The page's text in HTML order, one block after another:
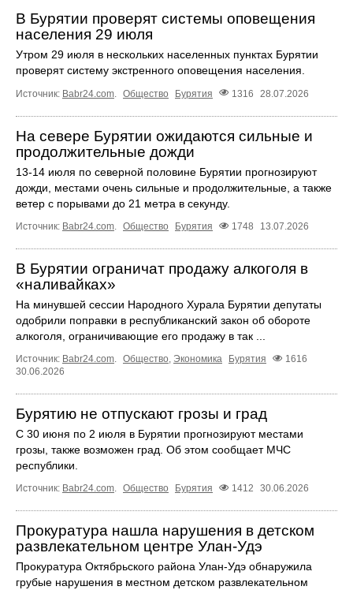
В Бурятии проверят системы оповещения
населения 29 июля
Утром 29 июля в нескольких населенных пунктах Бурятии
проверят систему экстренного оповещения населения.
Источник: Babr24.com Общество Бурятия 1316 28.07.2026
На севере Бурятии ожидаются сильные и
продолжительные дожди
13-14 июля по северной половине Бурятии прогнозируют
дожди, местами очень сильные и продолжительные, а также
ветер с порывами до 21 метра в секунду.
Источник: Babr24.com Общество Бурятия 1748 13.07.2026
В Бурятии ограничат продажу алкоголя в
«наливайках»
На минувшей сессии Народного Хурала Бурятии депутаты
одобрили поправки в республиканский закон об обороте
алкоголя, ограничивающие его продажу в так ...
Источник: Babr24.com Общество Экономика Бурятия
1616
30.06.2026
Бурятию не отпускают грозы и град
С 30 июня по 2 июля в Бурятии прогнозируют местами
грозы, также возможен град. Об этом сообщает МЧС
республики.
Источник: Babr24.com. Общество Бурятия 1412 30.06.2026
Прокуратура нашла нарушения в детском
развлекательном центре Улан-Удэ
Прокуратура Октябрьского района Улан-Удэ обнаружила
грубые нарушения в местном детском развлекательном